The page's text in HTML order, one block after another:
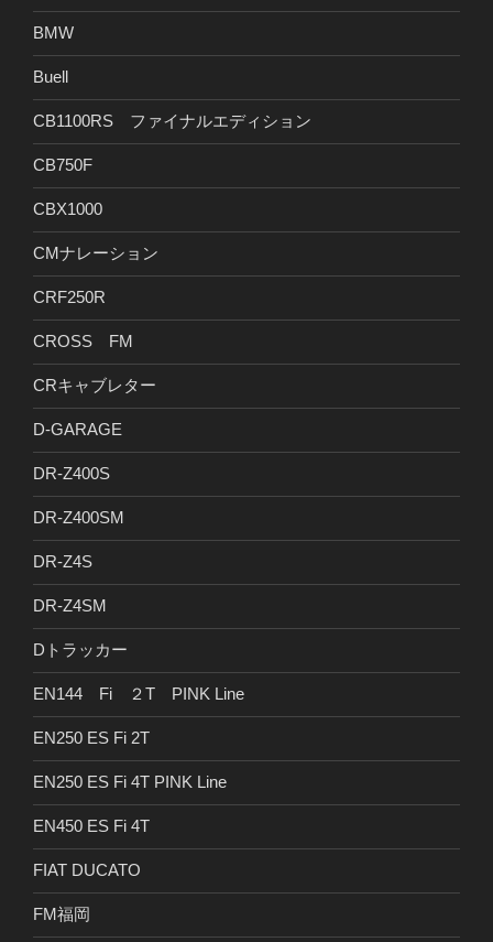
BMW
Buell
CB1100RS ファイナルエディション
CB750F
CBX1000
CMナレーション
CRF250R
CROSS FM
CRキャブレター
D-GARAGE
DR-Z400S
DR-Z400SM
DR-Z4S
DR-Z4SM
Dトラッカー
EN144 Fi ２T PINK Line
EN250 ES Fi 2T
EN250 ES Fi 4T PINK Line
EN450 ES Fi 4T
FIAT DUCATO
FM福岡